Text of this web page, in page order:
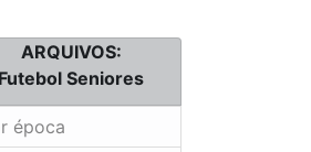
ARQUIVOS:
Futebol Seniores
época